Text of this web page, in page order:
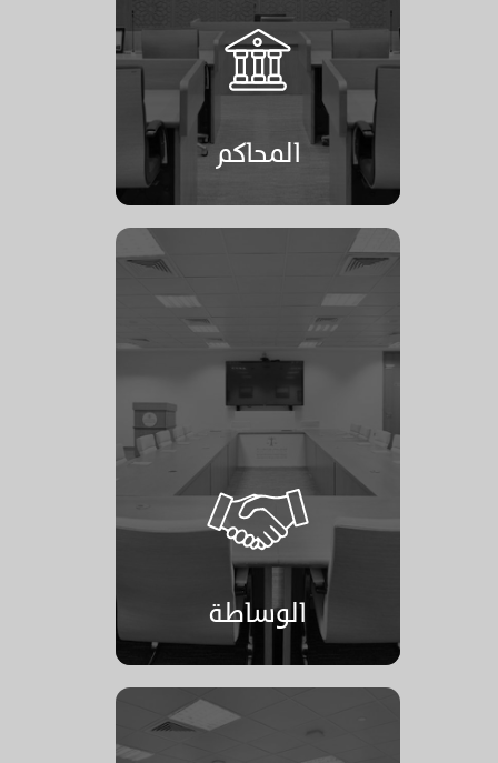
المحاكم
المحاكم
الوساطة
الوساطة